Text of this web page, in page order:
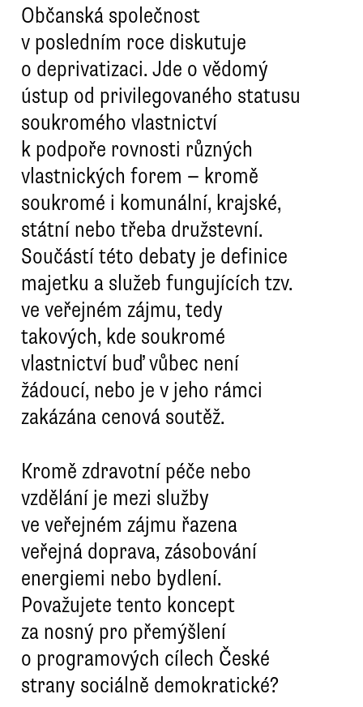
Občanská společnost
v posledním roce diskutuje
o deprivatizaci. Jde o vědomý
ústup od privilegovaného statusu
soukromého vlastnictví
k podpoře rovnosti různých
vlastnických forem — kromě
soukromé i komunální, krajské,
státní nebo třeba družstevní.
Součástí této debaty je definice
majetku a služeb fungujících tzv.
ve veřejném zájmu, tedy
takových, kde soukromé
vlastnictví buď vůbec není
žádoucí, nebo je v jeho rámci
zakázána cenová soutěž.
Kromě zdravotní péče nebo
vzdělání je mezi služby
ve veřejném zájmu řazena
veřejná doprava, zásobování
energiemi nebo bydlení.
Považujete tento koncept
za nosný pro přemýšlení
o programových cílech České
strany sociálně demokratické?